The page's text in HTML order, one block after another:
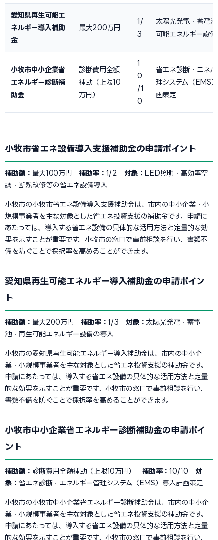
愛知県再生可能エ
ネルギー導入補助
金
最大200万円
1/
3
太陽光発電・蓄電
可能エネルギー設
小牧市中小企業省
エネルギー診断補
助金
診断費用全額
補助（上限10
万円）
1
0
/1
0
省エネ診断・エネ
理システム（EMS
画策定
小牧市省エネ設備導入支援補助金の申請ポイント
補助額： 最大100万円 補助率： 1/2 対象： LED照明・高効率空
調・断熱改修等の省エネ設備導入
小牧市の小牧市省エネ設備導入支援補助金は、市内の中小企業・小
規模事業者を主な対象とした省エネ投資支援の補助金です。申請に
あたっては、導入する省エネ設備の具体的な活用方法と定量的な効
果を示すことが重要です。小牧市の窓口で事前相談を行い、書類不
備を防ぐことで採択率を高めることができます。
愛知県再生可能エネルギー導入補助金の申請ポイン
ト
補助額： 最大200万円 補助率： 1/3 対象： 太陽光発電・蓄電
池・再生可能エネルギー設備の導入
小牧市の愛知県再生可能エネルギー導入補助金は、市内の中小企
業・小規模事業者を主な対象とした省エネ投資支援の補助金です。
申請にあたっては、導入する省エネ設備の具体的な活用方法と定量
的な効果を示すことが重要です。小牧市の窓口で事前相談を行い、
書類不備を防ぐことで採択率を高めることができます。
小牧市中小企業省エネルギー診断補助金の申請ポイ
ント
補助額： 診断費用全額補助（上限10万円） 補助率： 10/10 対
象： 省エネ診断・エネルギー管理システム（EMS）導入計画策定
小牧市の小牧市中小企業省エネルギー診断補助金は、市内の中小企
業・小規模事業者を主な対象とした省エネ投資支援の補助金です。
申請にあたっては、導入する省エネ設備の具体的な活用方法と定量
的な効果を示すことが重要です。小牧市の窓口で事前相談を行い、